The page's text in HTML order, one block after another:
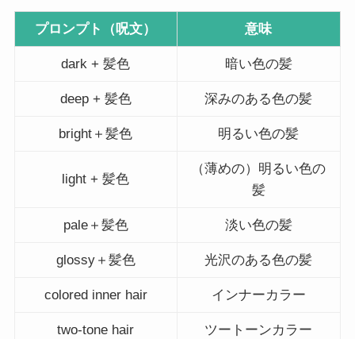
プロンプト（呪文） 意味
dark + 髪色 暗い色の髪
deep + 髪色 深みのある色の髪
bright＋髪色 明るい色の髪
light + 髪色
（薄めの）明るい色の
髪
pale＋髪色 淡い色の髪
glossy＋髪色 光沢のある色の髪
colored inner hair インナーカラー
two-tone hair ツートーンカラー